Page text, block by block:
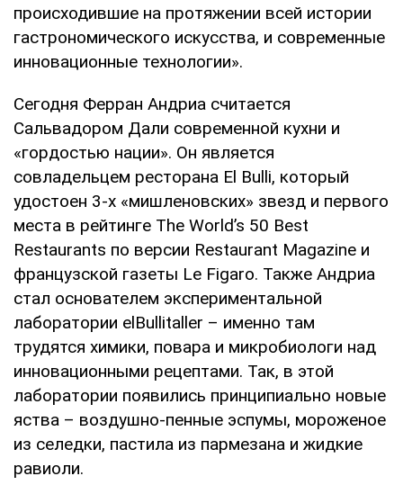
происходившие на протяжении всей истории
гастрономического искусства, и современные
инновационные технологии».
Сегодня Ферран Андриа считается
Сальвадором Дали современной кухни и
«гордостью нации». Он является
совладельцем ресторана El Bulli, который
удостоен 3-х «мишленовских» звезд и первого
места в рейтинге The World’s 50 Best
Restaurants по версии Restaurant Magazine и
французской газеты Le Figaro. Также Андриа
стал основателем экспериментальной
лаборатории elBullitaller – именно там
трудятся химики, повара и микробиологи над
инновационными рецептами. Так, в этой
лаборатории появились принципиально новые
яства – воздушно-пенные эспумы, мороженое
из селедки, пастила из пармезана и жидкие
равиоли.